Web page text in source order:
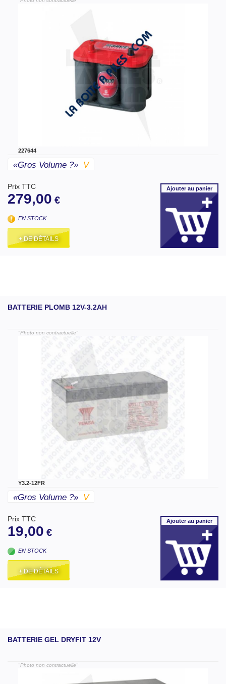
227644
«gros Volume ?» V
Prix TTC
279,00 €
EN STOCK
+ DE DÉTAILS
Ajouterau panier
BATTERIE PLOMB 12V-3.2AH
"Photo non contractuelle"
Y3.2-12FR
«gros Volume ?» V
Prix TTC
19,00 €
EN STOCK
+ DE DÉTAILS
Ajouterau panier
BATTERIE GEL DRYFIT 12V
"Photo non contractuelle"